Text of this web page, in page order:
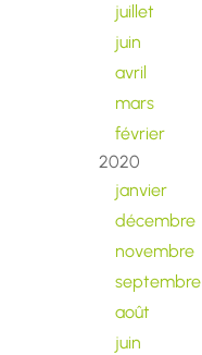
juillet
juin
avril
mars
février
2020
janvier
décembre
novembre
septembre
août
juin